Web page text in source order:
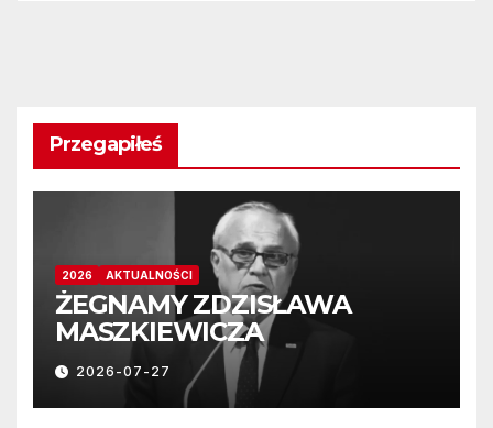
Przegapiłeś
2026 AKTUALNOŚCI
ŻEGNAMY ZDZISŁAWA
MASZKIEWICZA
2026-07-27